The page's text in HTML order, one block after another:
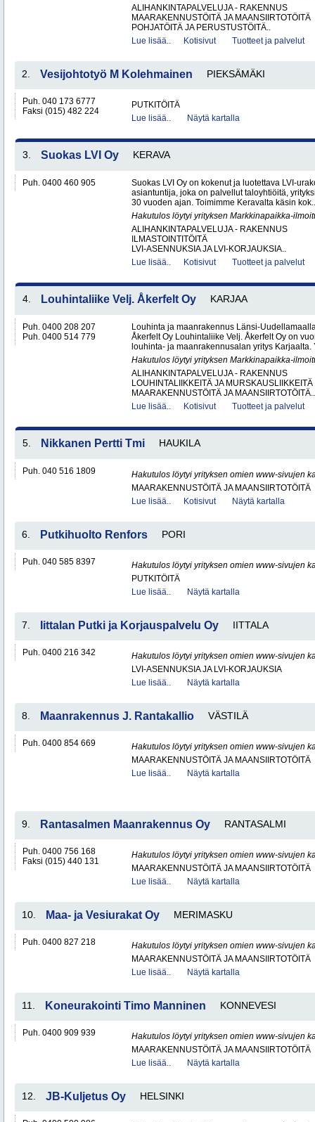
ALIHANKINTAPALVELUJA - RAKENNUS
MAARAKENNUSTÖITÄ JA MAANSIIRTOTÖITÄ
POHJATÖITÄ JA PERUSTUSTÖITÄ..
Lue lisää..
Kotisivut Tuotteet ja palvelut
2. Vesijohtotyö M Kolehmainen PIEKSÄMÄKI
Puh. 040 173 6777
Faksi (015) 482 224
PUTKITÖITÄ
Lue lisää..
Näytä kartalla
3. Suokas LVI Oy KERAVA
Puh. 0400 460 905
Suokas LVI Oy on kokenut ja luotettava LVI-
asiantuntija, joka on palvellut taloyhtiöitä,
30 vuoden ajan. Toimimme Keravalta käsin kok..
Hakutulos löytyi yrityksen Markkinapaikka-
ALIHANKINTAPALVELUJA - RAKENNUS
ILMASTOINTITÖITÄ
LVI-ASENNUKSIA JA LVI-KORJAUKSIA..
Lue lisää..
Kotisivut Tuotteet ja palvelut
4. Louhintaliike Velj. Åkerfelt Oy KARJAA
Puh. 0400 208 207
Puh. 0400 514 779
Louhinta ja maanrakennus Länsi-
Åkerfelt Oy Louhintaliike Velj. Åkerfelt Oy on
louhinta- ja maanrakennusalan yritys Karjaalta.
Hakutulos löytyi yrityksen Markkinapaikka-
ALIHANKINTAPALVELUJA - RAKENNUS
LOUHINTALIIKKEITÄ JA MURSKAUSLIIKKEITÄ
MAARAKENNUSTÖITÄ JA MAANSIIRTOTÖITÄ..
Lue lisää..
Kotisivut Tuotteet ja palvelut
5. Nikkanen Pertti Tmi HAUKILA
Puh. 040 516 1809
Hakutulos löytyi yrityksen omien www-sivujen
MAARAKENNUSTÖITÄ JA MAANSIIRTOTÖITÄ
Lue lisää..
Kotisivut Näytä kartalla
6. Putkihuolto Renfors PORI
Puh. 040 585 8397
Hakutulos löytyi yrityksen omien www-sivujen
PUTKITÖITÄ
Lue lisää..
Näytä kartalla
7. Iittalan Putki ja Korjauspalvelu Oy IITTALA
Puh. 0400 216 342
Hakutulos löytyi yrityksen omien www-sivujen
LVI-ASENNUKSIA JA LVI-KORJAUKSIA
Lue lisää..
Näytä kartalla
8. Maanrakennus J. Rantakallio VÄSTILÄ
Puh. 0400 854 669
Hakutulos löytyi yrityksen omien www-sivujen
MAARAKENNUSTÖITÄ JA MAANSIIRTOTÖITÄ
Lue lisää..
Näytä kartalla
9. Rantasalmen Maanrakennus Oy RANTASALMI
Puh. 0400 756 168
Faksi (015) 440 131
Hakutulos löytyi yrityksen omien www-sivujen
MAARAKENNUSTÖITÄ JA MAANSIIRTOTÖITÄ
Lue lisää..
Näytä kartalla
10. Maa- ja Vesiurakat Oy MERIMASKU
Puh. 0400 827 218
Hakutulos löytyi yrityksen omien www-sivujen
MAARAKENNUSTÖITÄ JA MAANSIIRTOTÖITÄ
Lue lisää..
Näytä kartalla
11. Koneurakointi Timo Manninen KONNEVESI
Puh. 0400 909 939
Hakutulos löytyi yrityksen omien www-sivujen
MAARAKENNUSTÖITÄ JA MAANSIIRTOTÖITÄ
Lue lisää..
Näytä kartalla
12. JB-Kuljetus Oy HELSINKI